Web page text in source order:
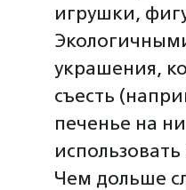
игрушки,
украшения,
съесть
печенье на
использовать
Чем дольше